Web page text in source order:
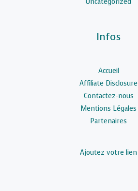
Infos
Accueil
Affiliate Disclosure
Contactez-nous
Mentions Légales
Partenaires
Ajoutez votre lien